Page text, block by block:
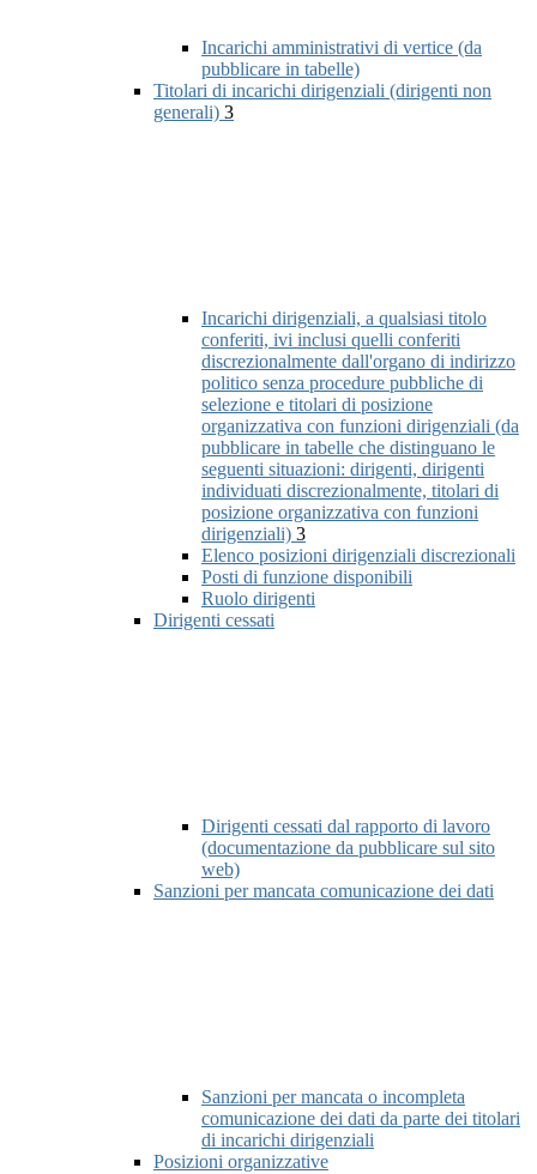
Incarichi amministrativi di vertice (da
pubblicare in tabelle)
Titolari di incarichi dirigenziali (dirigenti non
generali) 3
Incarichi dirigenziali, a qualsiasi titolo
conferiti, ivi inclusi quelli conferiti
discrezionalmente dall'organo di indirizzo
politico senza procedure pubbliche di
selezione e titolari di posizione
organizzativa con funzioni dirigenziali (da
pubblicare in tabelle che distinguano le
seguenti situazioni: dirigenti, dirigenti
individuati discrezionalmente, titolari di
posizione organizzativa con funzioni
dirigenziali) 3
Elenco posizioni dirigenziali discrezionali
Posti di funzione disponibili
Ruolo dirigenti
Dirigenti cessati
Dirigenti cessati dal rapporto di lavoro
(documentazione da pubblicare sul sito
web)
Sanzioni per mancata comunicazione dei dati
Sanzioni per mancata o incompleta
comunicazione dei dati da parte dei titolari
di incarichi dirigenziali
Posizioni organizzative